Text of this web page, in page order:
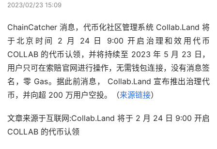
2023/02/23 15:09
ChainCatcher 消息，代币化社区管理系统 Collab.Land 将
于北京时间 2 月 24 日 9:00 开启治理和效用代币
COLLAB 的代币认领，并将持续至 2023 年 5 月 23 日，
用户只可在索赔官网进行操作，无需钱包连接，没有消息签
名，零 Gas。据此前消息， Collab.Land 宣布推出治理代
币，并向超 200 万用户空投。（来源链接）
文章来源于互联网:Collab.Land 将于 2 月 24 日 9:00 开启
COLLAB 的代币认领